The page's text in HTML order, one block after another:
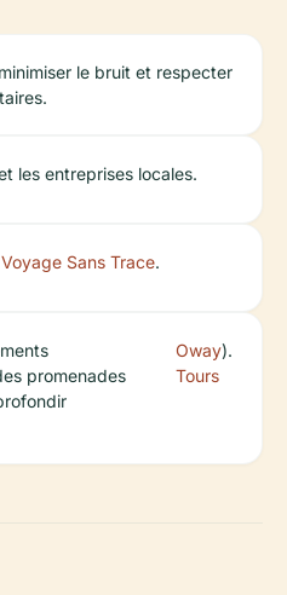
le bruit et respecter
les entreprises locales.
Sans Trace.
promenades
Oway
Tours
).